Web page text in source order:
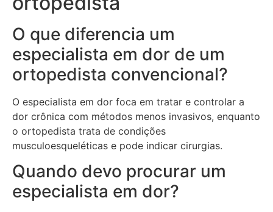
O que diferencia um
especialista em dor de um
ortopedista convencional?
O especialista em dor foca em tratar e controlar a
dor crônica com métodos menos invasivos, enquanto
o ortopedista trata de condições
musculoesqueléticas e pode indicar cirurgias.
Quando devo procurar um
especialista em dor?